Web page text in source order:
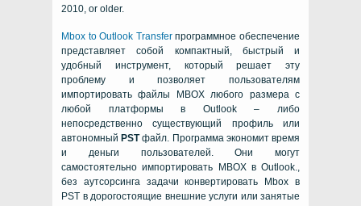
2010, or older.
Mbox to Outlook Transferпрограммное обеспечение
представляет собой компактный, быстрый и
удобный инструмент, который решает эту
проблему и позволяет пользователям
импортировать файлы MBOX любого размера с
любой платформы в Outlook– либо
непосредственно существующий профиль или
автономный PSTфайл. Программа экономит время
и деньги пользователей. Они могут
самостоятельно импортировать MBOX в Outlook.,
без аутсорсинга задачи конвертировать Mbox в
PST в дорогостоящие внешние услуги или занятые